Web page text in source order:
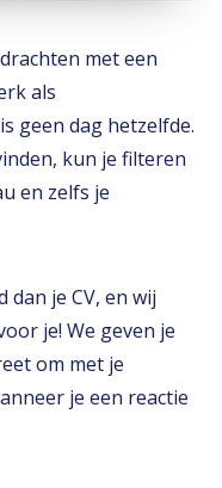
met een
als
geen dag hetzelfde.
kun je filteren
en zelfs je
dan je CV, en wij
je! We geven je
om met je
je een reactie